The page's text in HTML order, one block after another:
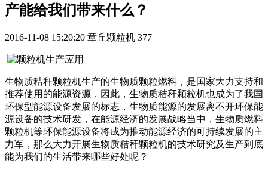
产能给我们带来什么？
2016-11-08 15:20:20 章丘颗粒机 377
生物质秸秆颗粒机生产的生物质颗粒燃料，是国家大力支持和
推荐使用的能源资源，因此，生物质秸秆颗粒机也成为了我国
环保型能源设备发展的标志，生物质能源的发展离不开环保能
源设备的技术研发，在能源经济的发展战略当中，生物质燃料
颗粒机等环保能源设备将成为推动能源经济的可持续发展的主
力军，那么大力开展生物质秸秆颗粒机的技术研究及生产到底
能为我们的生活带来哪些好处呢？